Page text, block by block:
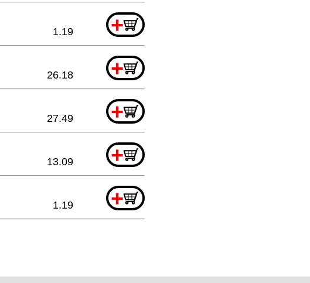
+
1.19
+
26.18
+
27.49
+
13.09
+
1.19